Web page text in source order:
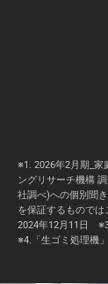
※1. 2026年2月期_家
ングリサーチ機構
社調べ)への個別聞
を保証するもので
2024年12月11日
※4.「生ゴミ処理機